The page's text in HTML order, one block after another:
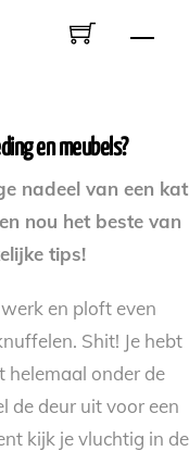
en meubels?
nadeel van een kat
nou het beste van
tips!
en ploft even
Shit! Je hebt
helemaal onder de
de deur uit voor een
kijk je vluchtig in de